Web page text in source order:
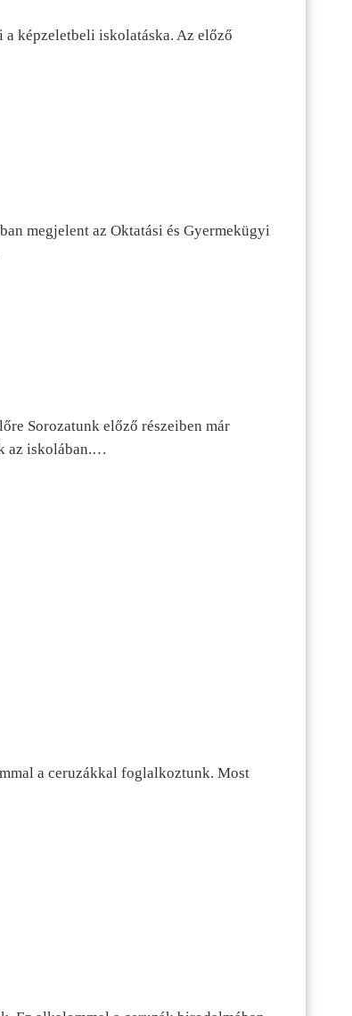
a képzeletbeli iskolatáska. Az előző
megjelent az Oktatási és Gyermekügyi
Sorozatunk előző részeiben már
az iskolában.…
a ceruzákkal foglalkoztunk. Most